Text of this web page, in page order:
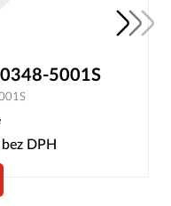
5001S
bez DPH